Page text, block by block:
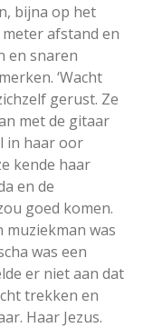
bijna op het
afstand en
en snaren
‘Wacht
gerust. Ze
met de gitaar
in haar oor
kende haar
en de
goed komen.
muziekman was
was een
er niet aan dat
trekken en
Haar Jezus.